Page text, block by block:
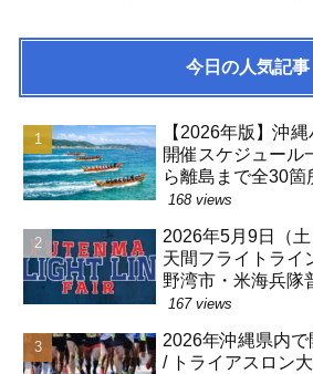
今日の人気記事
【2026年版】沖
開催スケジュール
ら離島まで全30箇
168 views
2026年5月9日（
天間フライトライ
野湾市・米海兵隊
167 views
2026年沖縄県内
/ トライアスロン